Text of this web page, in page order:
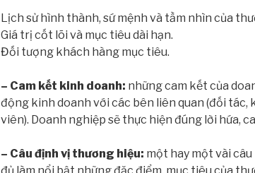
Lịch sử hình thành, sứ mệnh và tầm nhìn của
Giá trị cốt lõi và mục tiêu dài hạn.
Đối tượng khách hàng mục tiêu.
– Cam kết kinh doanh: những cam kết của
động kinh doanh với các bên liên quan (đối tác,
viên). Doanh nghiệp sẽ thực hiện đúng lời hứa,
– Câu định vị thương hiệu: một hay một vài